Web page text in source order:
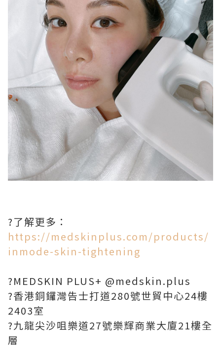
?了解更多：
https://medskinplus.com/products/
inmode-skin-tightening
?MEDSKIN PLUS+ @medskin.plus
?香港銅鑼灣告士打道280號世貿中心24樓
2403室
?九龍尖沙咀樂道27號樂輝商業大廈21樓全
層